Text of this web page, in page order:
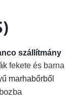
szállítmány
fekete és barna
marhabőrből